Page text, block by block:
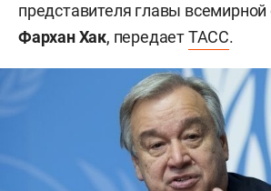
представителя главы всемирной
Фархан Хак, передаетТАСС.